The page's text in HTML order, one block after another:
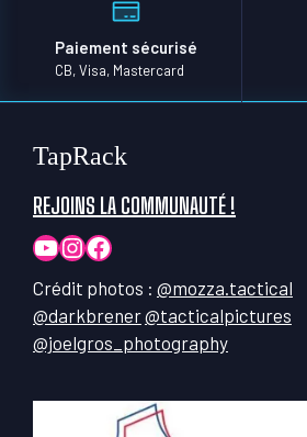
Paiement sécurisé
CB, Visa, Mastercard
TapRack
REJOINS LA COMMUNAUTÉ !
YouTube
Instagram
Facebook
Crédit photos : @mozza.tactical
@darkbrener@tacticalpictures
@joelgros_photography